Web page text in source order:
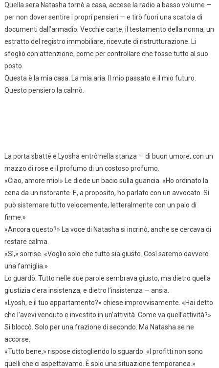
Quella sera Natasha tornò a casa, accese la radio a basso volume —
per non dover sentire i propri pensieri — e tirò fuori una scatola di
documenti dall’armadio. Vecchie carte, il testamento della nonna, un
estratto del registro immobiliare, ricevute di ristrutturazione. Li
sfogliò con attenzione, come per controllare che fosse tutto al suo
posto.
Questa è la mia casa. La mia aria. Il mio passato e il mio futuro.
Questo pensiero la calmò.
La porta sbatté e Lyosha entrò nella stanza — di buon umore, con un
mazzo di rose e il profumo di un costoso profumo.
«Ciao, amore mio!» Le diede un bacio sulla guancia. «Ho ordinato la
cena da un ristorante. E, a proposito, ho parlato con un avvocato. Si
può sistemare tutto velocemente, letteralmente con un paio di
firme.»
«Ancora questo?» La voce di Natasha si incrinò, anche se cercava di
restare calma.
«Sì,» sorrise. «Voglio solo che tutto sia giusto. Così saremo davvero
una famiglia.»
Lo guardò. Tutto nelle sue parole sembrava giusto, ma dietro quella
giustizia c’era insistenza, e dietro l’insistenza — ansia.
«Lyosh, e il tuo appartamento?» chiese improvvisamente. «Hai detto
che l’avevi venduto e investito in un’attività. Come va quell’attività?»
Si bloccò. Solo per una frazione di secondo. Ma Natasha se ne
accorse.
«Tutto bene,» rispose distogliendo lo sguardo. «I profitti non sono
quelli che ci aspettavamo. È solo una situazione temporanea.»